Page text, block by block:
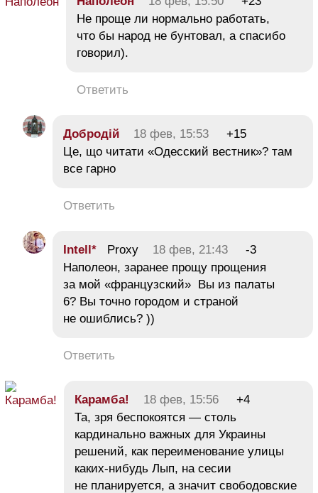
Не проще ли нормально работать,
что бы народ не бунтовал, а спасибо
говорил).
Ответить
Добродій 18 фев, 15:53
+15
Це, що читати «Одесский вестник»? там
все гарно
Ответить
Intell* Proxy 18 фев, 21:43
-3
Наполеон, заранее прощу прощения
за мой «французский» Вы из палаты
6? Вы точно городом и страной
не ошиблись? ))
Ответить
Карамба! 18 фев, 15:56
+4
Та, зря беспокоятся — столь
кардинально важных для Украины
решений, как переименование улицы
каких-нибудь Лып, на сесии
не планируется, а значит свободовские